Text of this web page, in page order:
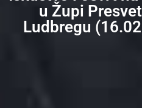
u Župi
Ludbregu